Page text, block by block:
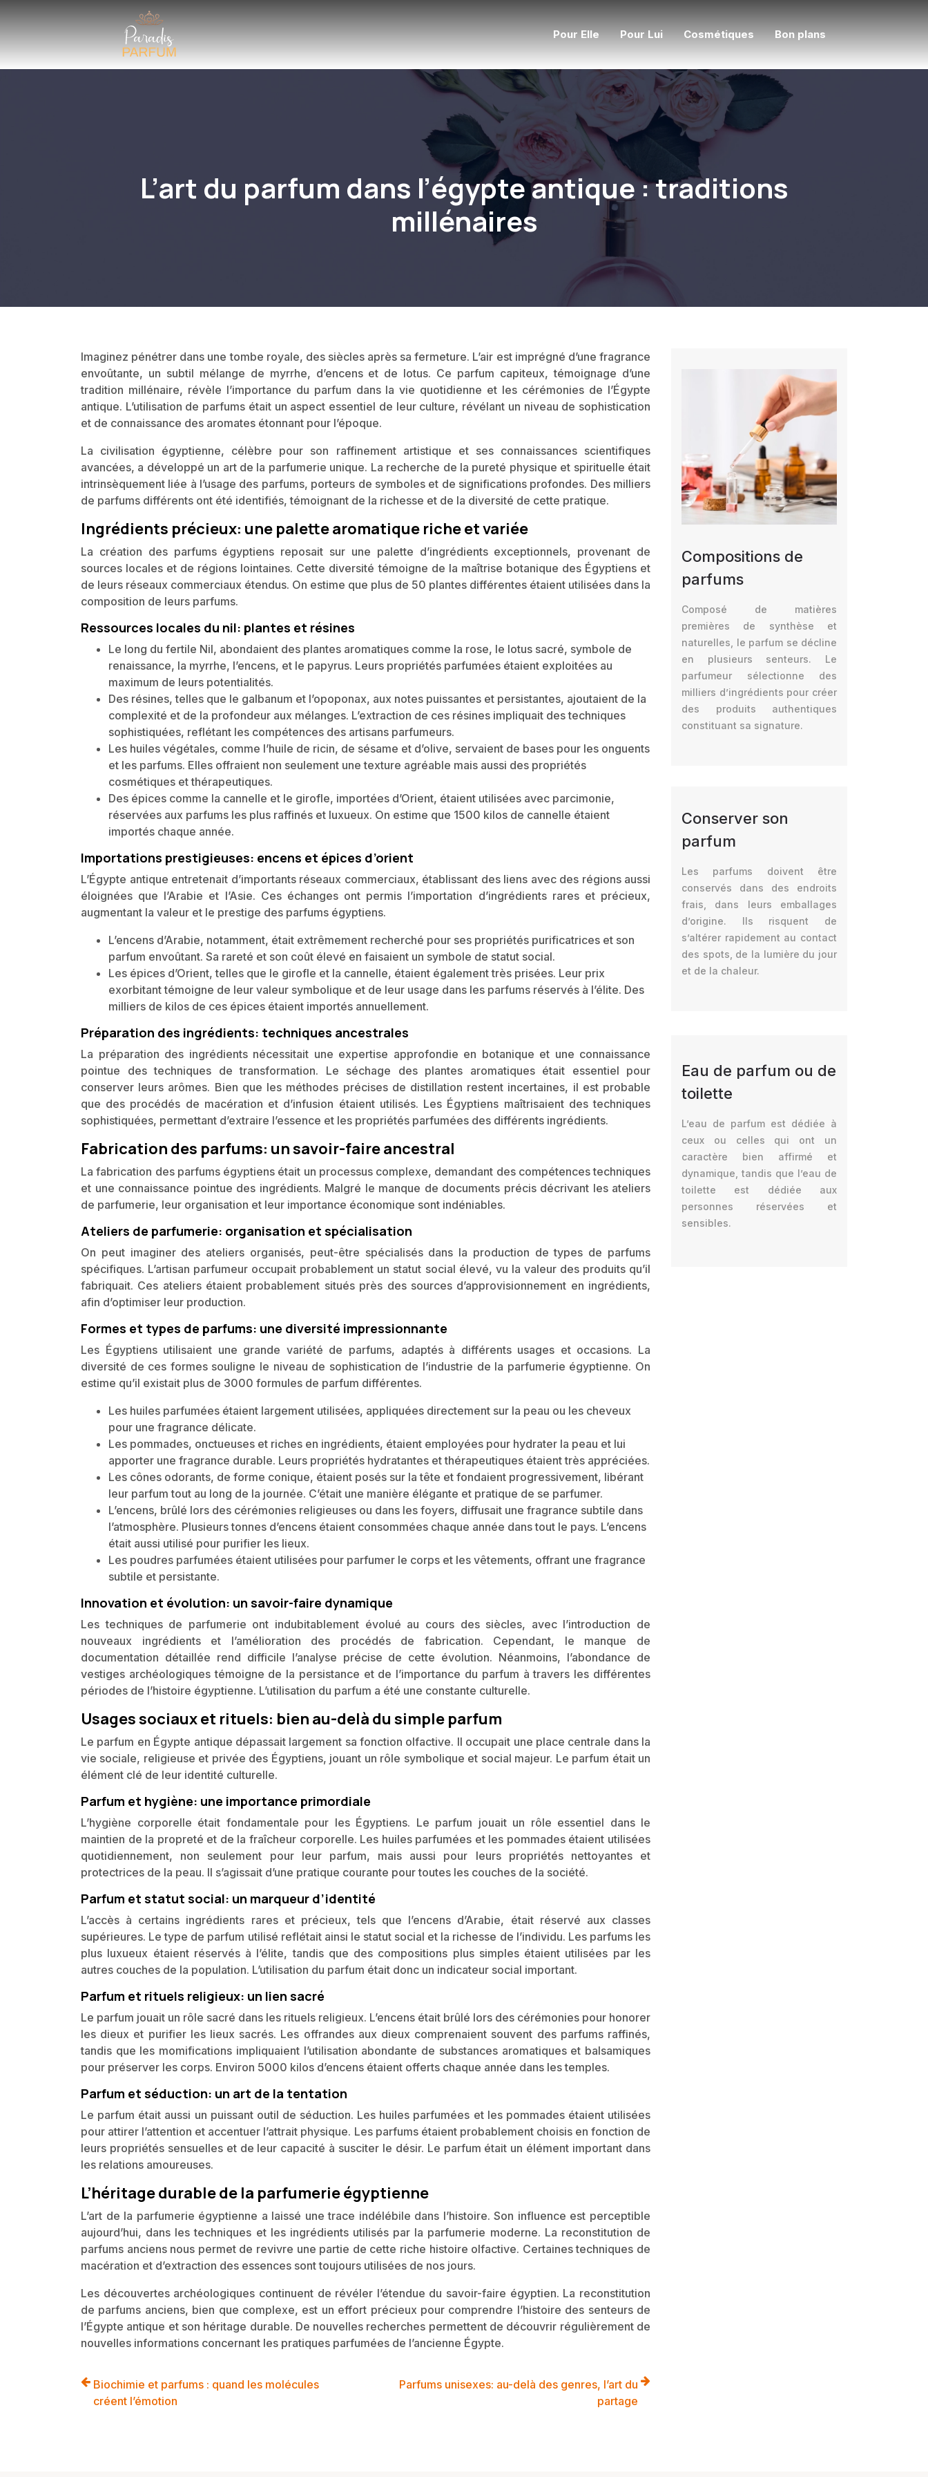
Pour Elle Pour Lui Cosmétiques Bon plans
L’art du parfum dans l’égypte antique : traditions
millénaires
Imaginez pénétrer dans une tombe royale, des siècles après sa fermeture. L’air est imprégné d’une fragrance
envoûtante, un subtil mélange de myrrhe, d’encens et de lotus. Ce parfum capiteux, témoignage d’une
tradition millénaire, révèle l’importance du parfum dans la vie quotidienne et les cérémonies de l’Égypte
antique. L’utilisation de parfums était un aspect essentiel de leur culture, révélant un niveau de sophistication
et de connaissance des aromates étonnant pour l’époque.
La civilisation égyptienne, célèbre pour son raffinement artistique et ses connaissances scientifiques
avancées, a développé un art de la parfumerie unique. La recherche de la pureté physique et spirituelle était
intrinsèquement liée à l’usage des parfums, porteurs de symboles et de significations profondes. Des milliers
de parfums différents ont été identifiés, témoignant de la richesse et de la diversité de cette pratique.
Ingrédients précieux: une palette aromatique riche et variée
La création des parfums égyptiens reposait sur une palette d’ingrédients exceptionnels, provenant de
sources locales et de régions lointaines. Cette diversité témoigne de la maîtrise botanique des Égyptiens et
de leurs réseaux commerciaux étendus. On estime que plus de 50 plantes différentes étaient utilisées dans la
composition de leurs parfums.
Ressources locales du nil: plantes et résines
Le long du fertile Nil, abondaient des plantes aromatiques comme la rose, le lotus sacré, symbole de
renaissance, la myrrhe, l’encens, et le papyrus. Leurs propriétés parfumées étaient exploitées au
maximum de leurs potentialités.
Des résines, telles que le galbanum et l’opoponax, aux notes puissantes et persistantes, ajoutaient de la
complexité et de la profondeur aux mélanges. L’extraction de ces résines impliquait des techniques
sophistiquées, reflétant les compétences des artisans parfumeurs.
Les huiles végétales, comme l’huile de ricin, de sésame et d’olive, servaient de bases pour les onguents
et les parfums. Elles offraient non seulement une texture agréable mais aussi des propriétés
cosmétiques et thérapeutiques.
Des épices comme la cannelle et le girofle, importées d’Orient, étaient utilisées avec parcimonie,
réservées aux parfums les plus raffinés et luxueux. On estime que 1500 kilos de cannelle étaient
importés chaque année.
Importations prestigieuses: encens et épices d’orient
L’Égypte antique entretenait d’importants réseaux commerciaux, établissant des liens avec des régions aussi
éloignées que l’Arabie et l’Asie. Ces échanges ont permis l’importation d’ingrédients rares et précieux,
augmentant la valeur et le prestige des parfums égyptiens.
L’encens d’Arabie, notamment, était extrêmement recherché pour ses propriétés purificatrices et son
parfum envoûtant. Sa rareté et son coût élevé en faisaient un symbole de statut social.
Les épices d’Orient, telles que le girofle et la cannelle, étaient également très prisées. Leur prix
exorbitant témoigne de leur valeur symbolique et de leur usage dans les parfums réservés à l’élite. Des
milliers de kilos de ces épices étaient importés annuellement.
Préparation des ingrédients: techniques ancestrales
La préparation des ingrédients nécessitait une expertise approfondie en botanique et une connaissance
pointue des techniques de transformation. Le séchage des plantes aromatiques était essentiel pour
conserver leurs arômes. Bien que les méthodes précises de distillation restent incertaines, il est probable
que des procédés de macération et d’infusion étaient utilisés. Les Égyptiens maîtrisaient des techniques
sophistiquées, permettant d’extraire l’essence et les propriétés parfumées des différents ingrédients.
Fabrication des parfums: un savoir-faire ancestral
La fabrication des parfums égyptiens était un processus complexe, demandant des compétences techniques
et une connaissance pointue des ingrédients. Malgré le manque de documents précis décrivant les ateliers
de parfumerie, leur organisation et leur importance économique sont indéniables.
Ateliers de parfumerie: organisation et spécialisation
On peut imaginer des ateliers organisés, peut-être spécialisés dans la production de types de parfums
spécifiques. L’artisan parfumeur occupait probablement un statut social élevé, vu la valeur des produits qu’il
fabriquait. Ces ateliers étaient probablement situés près des sources d’approvisionnement en ingrédients,
afin d’optimiser leur production.
Formes et types de parfums: une diversité impressionnante
Les Égyptiens utilisaient une grande variété de parfums, adaptés à différents usages et occasions. La
diversité de ces formes souligne le niveau de sophistication de l’industrie de la parfumerie égyptienne. On
estime qu’il existait plus de 3000 formules de parfum différentes.
Les huiles parfumées étaient largement utilisées, appliquées directement sur la peau ou les cheveux
pour une fragrance délicate.
Les pommades, onctueuses et riches en ingrédients, étaient employées pour hydrater la peau et lui
apporter une fragrance durable. Leurs propriétés hydratantes et thérapeutiques étaient très appréciées.
Les cônes odorants, de forme conique, étaient posés sur la tête et fondaient progressivement, libérant
leur parfum tout au long de la journée. C’était une manière élégante et pratique de se parfumer.
L’encens, brûlé lors des cérémonies religieuses ou dans les foyers, diffusait une fragrance subtile dans
l’atmosphère. Plusieurs tonnes d’encens étaient consommées chaque année dans tout le pays. L’encens
était aussi utilisé pour purifier les lieux.
Les poudres parfumées étaient utilisées pour parfumer le corps et les vêtements, offrant une fragrance
subtile et persistante.
Innovation et évolution: un savoir-faire dynamique
Les techniques de parfumerie ont indubitablement évolué au cours des siècles, avec l’introduction de
nouveaux ingrédients et l’amélioration des procédés de fabrication. Cependant, le manque de
documentation détaillée rend difficile l’analyse précise de cette évolution. Néanmoins, l’abondance de
vestiges archéologiques témoigne de la persistance et de l’importance du parfum à travers les différentes
périodes de l’histoire égyptienne. L’utilisation du parfum a été une constante culturelle.
Usages sociaux et rituels: bien au-delà du simple parfum
Le parfum en Égypte antique dépassait largement sa fonction olfactive. Il occupait une place centrale dans la
vie sociale, religieuse et privée des Égyptiens, jouant un rôle symbolique et social majeur. Le parfum était un
élément clé de leur identité culturelle.
Parfum et hygiène: une importance primordiale
L’hygiène corporelle était fondamentale pour les Égyptiens. Le parfum jouait un rôle essentiel dans le
maintien de la propreté et de la fraîcheur corporelle. Les huiles parfumées et les pommades étaient utilisées
quotidiennement, non seulement pour leur parfum, mais aussi pour leurs propriétés nettoyantes et
protectrices de la peau. Il s’agissait d’une pratique courante pour toutes les couches de la société.
Parfum et statut social: un marqueur d’identité
L’accès à certains ingrédients rares et précieux, tels que l’encens d’Arabie, était réservé aux classes
supérieures. Le type de parfum utilisé reflétait ainsi le statut social et la richesse de l’individu. Les parfums les
plus luxueux étaient réservés à l’élite, tandis que des compositions plus simples étaient utilisées par les
autres couches de la population. L’utilisation du parfum était donc un indicateur social important.
Parfum et rituels religieux: un lien sacré
Le parfum jouait un rôle sacré dans les rituels religieux. L’encens était brûlé lors des cérémonies pour honorer
les dieux et purifier les lieux sacrés. Les offrandes aux dieux comprenaient souvent des parfums raffinés,
tandis que les momifications impliquaient l’utilisation abondante de substances aromatiques et balsamiques
pour préserver les corps. Environ 5000 kilos d’encens étaient offerts chaque année dans les temples.
Parfum et séduction: un art de la tentation
Le parfum était aussi un puissant outil de séduction. Les huiles parfumées et les pommades étaient utilisées
pour attirer l’attention et accentuer l’attrait physique. Les parfums étaient probablement choisis en fonction de
leurs propriétés sensuelles et de leur capacité à susciter le désir. Le parfum était un élément important dans
les relations amoureuses.
L’héritage durable de la parfumerie égyptienne
L’art de la parfumerie égyptienne a laissé une trace indélébile dans l’histoire. Son influence est perceptible
aujourd’hui, dans les techniques et les ingrédients utilisés par la parfumerie moderne. La reconstitution de
parfums anciens nous permet de revivre une partie de cette riche histoire olfactive. Certaines techniques de
macération et d’extraction des essences sont toujours utilisées de nos jours.
Les découvertes archéologiques continuent de révéler l’étendue du savoir-faire égyptien. La reconstitution
de parfums anciens, bien que complexe, est un effort précieux pour comprendre l’histoire des senteurs de
l’Égypte antique et son héritage durable. De nouvelles recherches permettent de découvrir régulièrement de
nouvelles informations concernant les pratiques parfumées de l’ancienne Égypte.
Biochimie et parfums : quand les molécules
créent l’émotion
Parfums unisexes: au-delà des genres, l’art du
partage
Compositions de
parfums
Composé de matières
premières de synthèse et
naturelles, le parfum se décline
en plusieurs senteurs. Le
parfumeur sélectionne des
milliers d’ingrédients pour créer
des produits authentiques
constituant sa signature.
Conserver son
parfum
Les parfums doivent être
conservés dans des endroits
frais, dans leurs emballages
d’origine. Ils risquent de
s’altérer rapidement au contact
des spots, de la lumière du jour
et de la chaleur.
Eau de parfum ou de
toilette
L’eau de parfum est dédiée à
ceux ou celles qui ont un
caractère bien affirmé et
dynamique, tandis que l’eau de
toilette est dédiée aux
personnes réservées et
sensibles.